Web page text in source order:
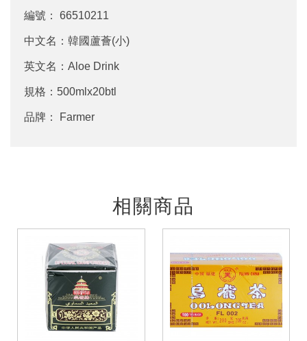
編號： 66510211
中文名：韓國蘆薈(小)
英文名：Aloe Drink
規格：500mlx20btl
品牌： Farmer
相關商品